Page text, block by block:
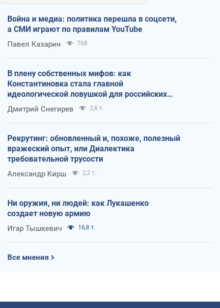
Война и медиа: политика перешла в соцсети,
а СМИ играют по правилам YouTube
Павел Казарин 768
В плену собственных мифов: как
Константиновка стала главной
идеологической ловушкой для российских
оккупантов
Дмитрий Снегирев 2,6 т.
Рекрутинг: обновленный и, похоже, полезный
вражеский опыт, или Диалектика
требовательной трусости
Александр Кирш 2,2 т.
Ни оружия, ни людей: как Лукашенко
создает новую армию
Игар Тышкевич 16,8 т.
Все мнения